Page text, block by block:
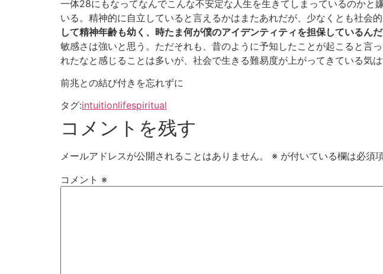
一体28にもなってなんでこんな不安定な人生を生きてしまっているのか
いる。精神的に自立していると言えるかはまたあれだが、少なくとも社会的
して精神年齢も幼く、時たま何が僕のアイデンティティを担保しているんだ
敏感さは強いと思う。ただそれも、昔のように予知したことが起こると言
れたなと感じることは多いが、社会で生きる難易度が上がってきている気
前兆との結び付きを忘れずに
タグ:intuitionlifespiritual
コメントを残す
メールアドレスが公開されることはありません。 ※ が付いている欄は必須
コメント ※